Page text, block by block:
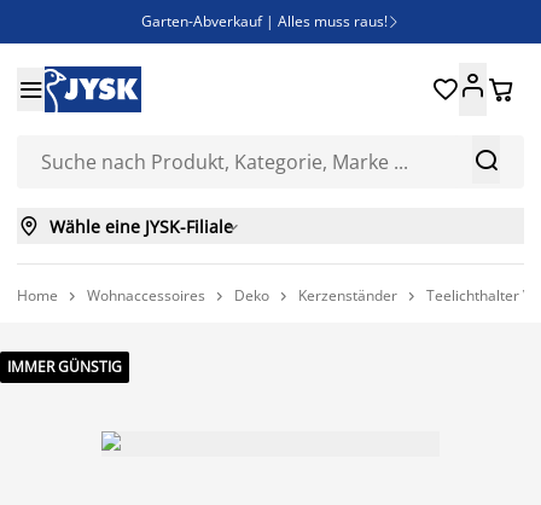
Garten-Abverkauf | Alles muss raus! 
Bist du Unternehmer? Entdecke JYSK-B2B
Esszimmerstuhl ADSLEV um nur 40€


 
 Wähle eine JYSK-Filiale
Home  Wohnaccessoires  Deko  Kerzenständer  Teelichthalter
IMMER GÜNSTIG